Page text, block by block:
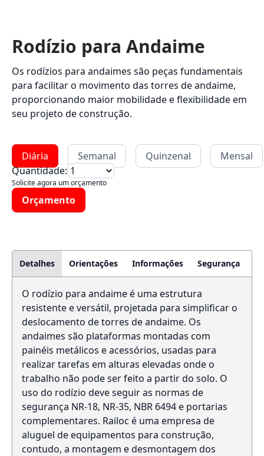
Rodízio para Andaime
Os rodízios para andaimes são peças fundamentais
para facilitar o movimento das torres de andaime,
proporcionando maior mobilidade e flexibilidade em
seu projeto de construção.
Diária Semanal Quinzenal
Mensal
Quantidade:
Solicite agora um orçamento
Orçamento
Detalhes Orientações Informações Segurança
O rodízio para andaime é uma estrutura
resistente e versátil, projetada para simplificar o
deslocamento de torres de andaime. Os
andaimes são plataformas montadas com
painéis metálicos e acessórios, usadas para
realizar tarefas em alturas elevadas onde o
trabalho não pode ser feito a partir do solo. O
uso do rodízio deve seguir as normas de
segurança NR-18, NR-35, NBR 6494 e portarias
complementares. Railoc é uma empresa de
aluguel de equipamentos para construção,
contudo, a montagem e desmontagem dos